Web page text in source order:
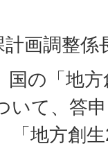
計画調整係
の「地
いて、答
「地方創